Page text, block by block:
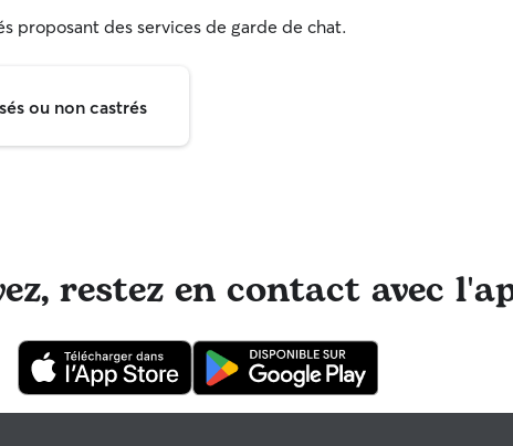
proposant des services de garde de chat.
ou non castrés
restez en contact avec